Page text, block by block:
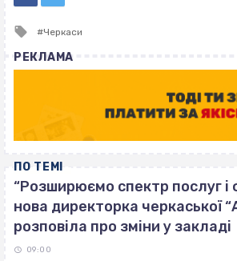
Tagged
Черкаси
РЕКЛАМА
ПО ТЕМІ
“Розширюємо спектр послуг і
нова директорка черкаської
розповіла про зміни у закладі
09:00